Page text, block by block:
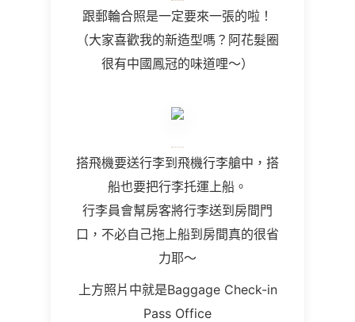
跟郵輪合照是一定要來一張的啦！
（大家喜歡我的新造型嗎？阿花髮圈
很有中國鳳冠的味道哩～）
搭飛機要送行李到飛機行李艙中，搭
船也要把行李托運上船。
行李員會幫房客將行李送到房間門
口，不必自己拖上船到房間真的很省
力耶～
上方照片中就是Baggage Check-in
Pass Office